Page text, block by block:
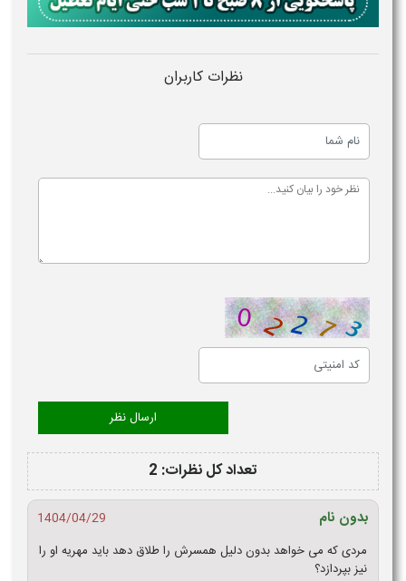
نظرات کاربران
تعداد کل نظرات: 2
بدون نام
1404/04/29
مردی که می خواهد بدون دلیل همسرش را طلاق دهد باید مهریه او را
نیز بپردازد؟